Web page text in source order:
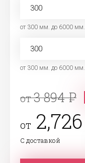
от 300 мм. до 6000 мм.
от 300 мм. до 6000 мм.
от3 894
от 2,726
С доставкой